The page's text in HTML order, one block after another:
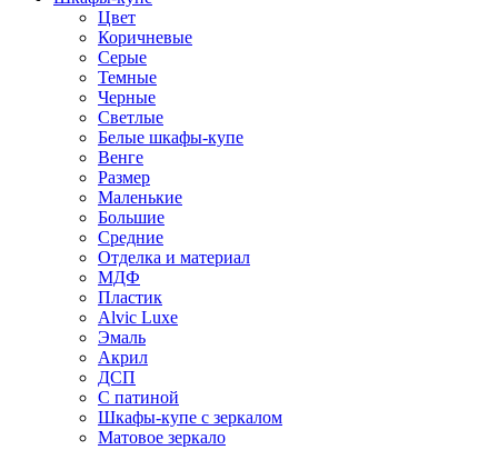
Цвет
Коричневые
Серые
Темные
Черные
Светлые
Белые шкафы-купе
Венге
Размер
Маленькие
Большие
Средние
Отделка и материал
МДФ
Пластик
Alvic Luxe
Эмаль
Акрил
ДСП
С патиной
Шкафы-купе с зеркалом
Матовое зеркало